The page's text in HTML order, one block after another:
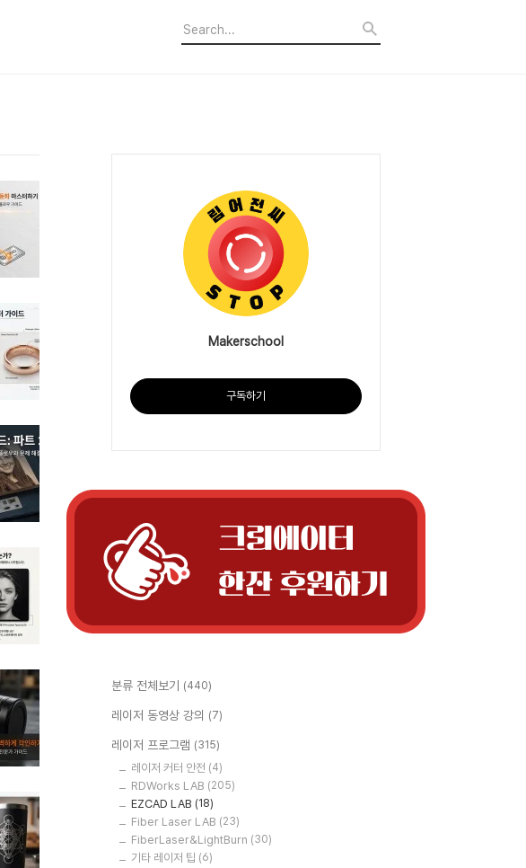
Makerschool
구독하기
분류 전체보기 (440)
레이저 동영상 강의 (7)
레이저 프로그램 (315)
레이저 커터 안전 (4)
RDWorks LAB (205)
EZCAD LAB (18)
Fiber Laser LAB (23)
FiberLaser&LightBurn (30)
기타 레이저 팁 (6)